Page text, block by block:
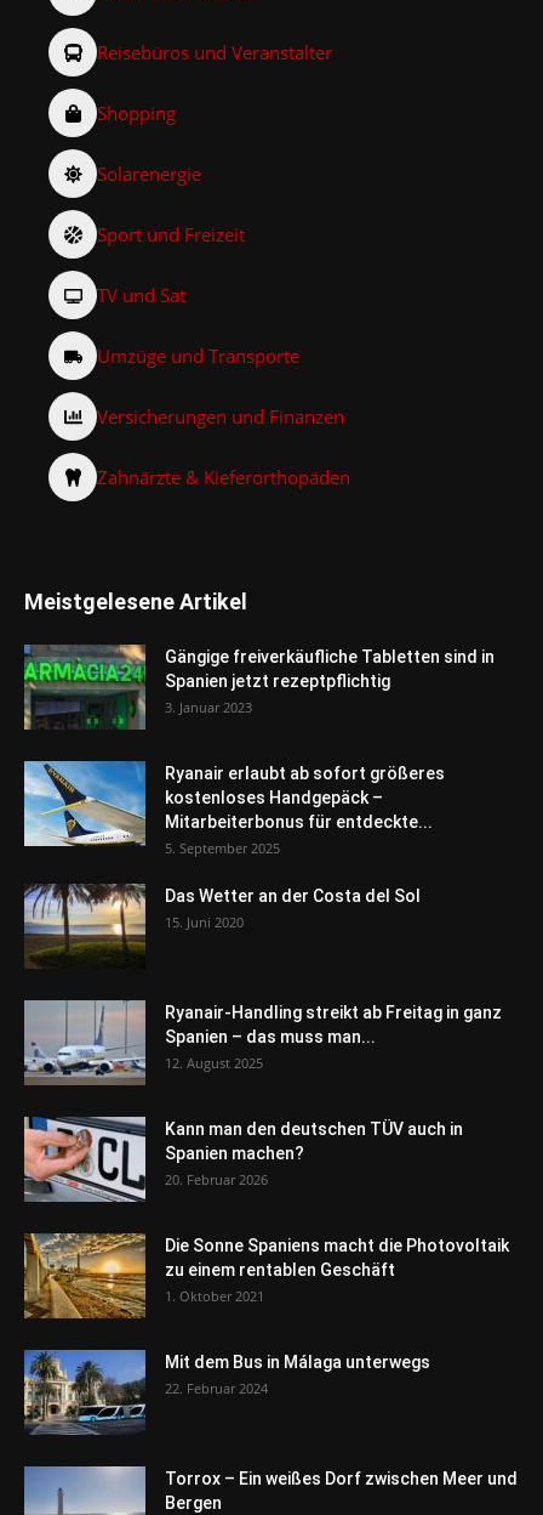
Reisebüros und Veranstalter
Shopping
Solarenergie
Sport und Freizeit
TV und Sat
Umzüge und Transporte
Versicherungen und Finanzen
Zahnärzte & Kieferorthopäden
Meistgelesene Artikel
Gängige freiverkäufliche Tabletten sind in
Spanien jetzt rezeptpflichtig
3. Januar 2023
Ryanair erlaubt ab sofort größeres
kostenloses Handgepäck –
Mitarbeiterbonus für entdeckte...
5. September 2025
Das Wetter an der Costa del Sol
15. Juni 2020
Ryanair-Handling streikt ab Freitag in ganz
Spanien – das muss man...
12. August 2025
Kann man den deutschen TÜV auch in
Spanien machen?
20. Februar 2026
Die Sonne Spaniens macht die Photovoltaik
zu einem rentablen Geschäft
1. Oktober 2021
Mit dem Bus in Málaga unterwegs
22. Februar 2024
Torrox – Ein weißes Dorf zwischen Meer und
Bergen